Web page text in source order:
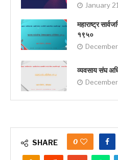
January
महाराष्ट्र
१९५०
व्यवसाय संघ
SHARE 0